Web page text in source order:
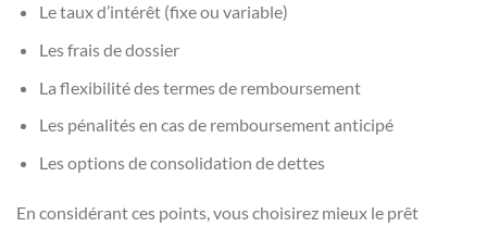
Le taux d’intérêt (fixe ou variable)
Les frais de dossier
La flexibilité des termes de remboursement
Les pénalités en cas de remboursement anticipé
Les options de consolidation de dettes
En considérant ces points, vous choisirez mieux le prêt